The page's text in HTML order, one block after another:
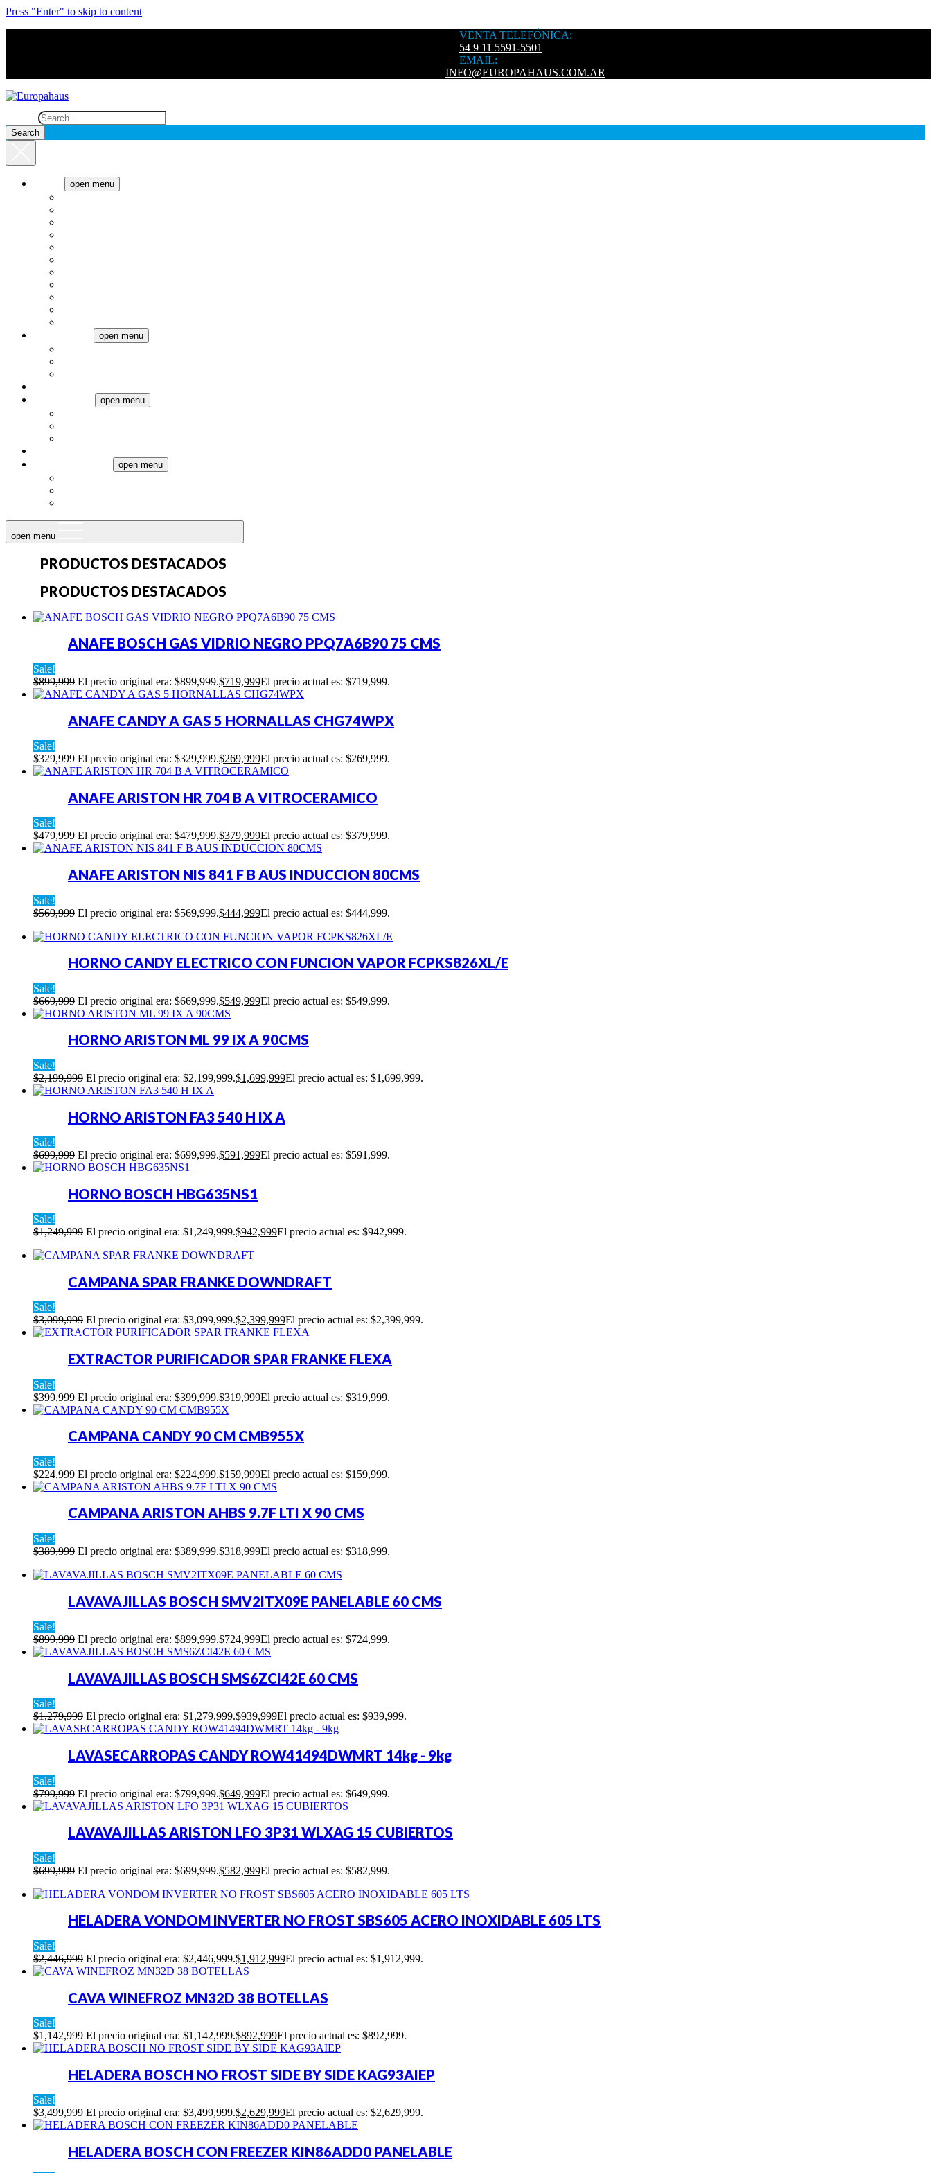
Press "Enter" to skip to content
VENTA TELEFÓNICA:
54 9 11 5591-5501
EMAIL:
INFO@EUROPAHAUS.COM.AR
open menu
open menu
open menu
open menu
open menu
PRODUCTOS DESTACADOS​
PRODUCTOS DESTACADOS
ANAFE BOSCH GAS VIDRIO NEGRO PPQ7A6B90 75 CMS
Sale!
$899,999 El precio original era: $899,999.$719,999El precio actual es: $719,999.
ANAFE CANDY A GAS 5 HORNALLAS CHG74WPX
Sale!
$329,999 El precio original era: $329,999.$269,999El precio actual es: $269,999.
ANAFE ARISTON HR 704 B A VITROCERAMICO
Sale!
$479,999 El precio original era: $479,999.$379,999El precio actual es: $379,999.
ANAFE ARISTON NIS 841 F B AUS INDUCCION 80CMS
Sale!
$569,999 El precio original era: $569,999.$444,999El precio actual es: $444,999.
HORNO CANDY ELECTRICO CON FUNCION VAPOR FCPKS826XL/E
Sale!
$669,999 El precio original era: $669,999.$549,999El precio actual es: $549,999.
HORNO ARISTON ML 99 IX A 90CMS
Sale!
$2,199,999 El precio original era: $2,199,999.$1,699,999El precio actual es: $1,699,999.
HORNO ARISTON FA3 540 H IX A
Sale!
$699,999 El precio original era: $699,999.$591,999El precio actual es: $591,999.
HORNO BOSCH HBG635NS1
Sale!
$1,249,999 El precio original era: $1,249,999.$942,999El precio actual es: $942,999.
CAMPANA SPAR FRANKE DOWNDRAFT
Sale!
$3,099,999 El precio original era: $3,099,999.$2,399,999El precio actual es: $2,399,999.
EXTRACTOR PURIFICADOR SPAR FRANKE FLEXA
Sale!
$399,999 El precio original era: $399,999.$319,999El precio actual es: $319,999.
CAMPANA CANDY 90 CM CMB955X
Sale!
$224,999 El precio original era: $224,999.$159,999El precio actual es: $159,999.
CAMPANA ARISTON AHBS 9.7F LTI X 90 CMS
Sale!
$389,999 El precio original era: $389,999.$318,999El precio actual es: $318,999.
LAVAVAJILLAS BOSCH SMV2ITX09E PANELABLE 60 CMS
Sale!
$899,999 El precio original era: $899,999.$724,999El precio actual es: $724,999.
LAVAVAJILLAS BOSCH SMS6ZCI42E 60 CMS
Sale!
$1,279,999 El precio original era: $1,279,999.$939,999El precio actual es: $939,999.
LAVASECARROPAS CANDY ROW41494DWMRT 14kg - 9kg
Sale!
$799,999 El precio original era: $799,999.$649,999El precio actual es: $649,999.
LAVAVAJILLAS ARISTON LFO 3P31 WLXAG 15 CUBIERTOS
Sale!
$699,999 El precio original era: $699,999.$582,999El precio actual es: $582,999.
HELADERA VONDOM INVERTER NO FROST SBS605 ACERO INOXIDABLE 605 LTS
Sale!
$2,446,999 El precio original era: $2,446,999.$1,912,999El precio actual es: $1,912,999.
CAVA WINEFROZ MN32D 38 BOTELLAS
Sale!
$1,142,999 El precio original era: $1,142,999.$892,999El precio actual es: $892,999.
HELADERA BOSCH NO FROST SIDE BY SIDE KAG93AIEP
Sale!
$3,499,999 El precio original era: $3,499,999.$2,629,999El precio actual es: $2,629,999.
HELADERA BOSCH CON FREEZER KIN86ADD0 PANELABLE